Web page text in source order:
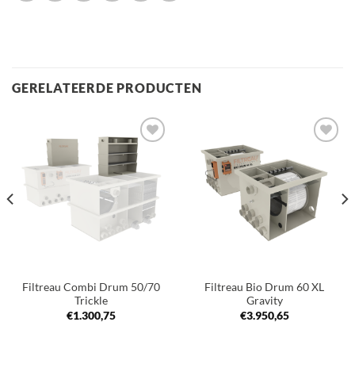
GERELATEERDE PRODUCTEN
Toevoegen
aan
verlanglijst
Filtreau Combi Drum 50/70
Trickle
€1.300,75
aan
verlanglijst
Filtreau Bio Drum 60 XL
Gravity
€3.950,65